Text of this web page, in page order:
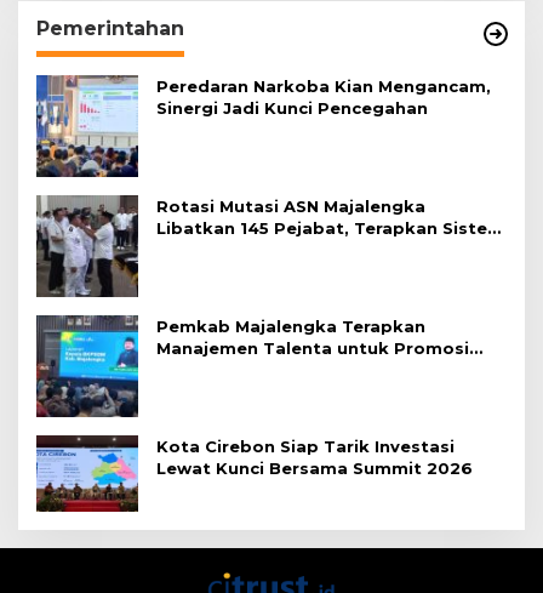
Pemerintahan
Peredaran Narkoba Kian Mengancam,
Sinergi Jadi Kunci Pencegahan
Rotasi Mutasi ASN Majalengka
Libatkan 145 Pejabat, Terapkan Sistem
Pemkab Majalengka Terapkan
Manajemen Talenta untuk Promosi
Kota Cirebon Siap Tarik Investasi
Lewat Kunci Bersama Summit 2026